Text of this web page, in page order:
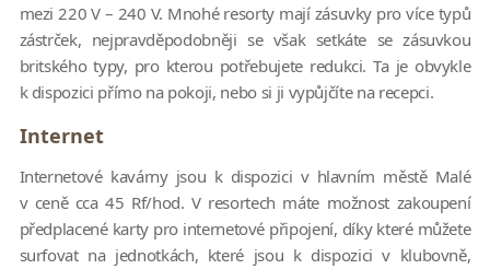
mezi 220 V – 240 V. Mnohé resorty mají zásuvky pro více typů
zástrček, nejpravděpodobněji se však setkáte se zásuvkou
britského typy, pro kterou potřebujete redukci. Ta je obvykle
k dispozici přímo na pokoji, nebo si ji vypůjčíte na recepci.
Internet
Internetové kavárny jsou k dispozici v hlavním městě Malé
v ceně cca 45 Rf/hod. V resortech máte možnost zakoupení
předplacené karty pro internetové připojení, díky které můžete
surfovat na jednotkách, které jsou k dispozici v klubovně,